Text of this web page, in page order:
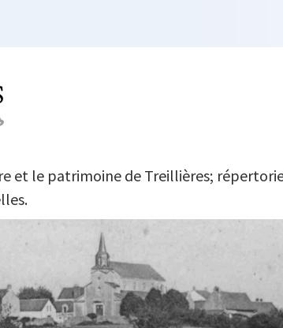
TEMPS
et le patrimoine de Treillières;